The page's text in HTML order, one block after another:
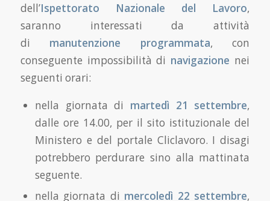
dell’Ispettorato Nazionale del Lavoro,
saranno interessati da attività
di manutenzione programmata, con
conseguente impossibilità di navigazione nei
seguenti orari:
nella giornata di martedì 21 settembre,
dalle ore 14.00, per il sito istituzionale del
Ministero e del portale Cliclavoro. I disagi
potrebbero perdurare sino alla mattinata
seguente.
nella giornata di mercoledì 22 settembre,